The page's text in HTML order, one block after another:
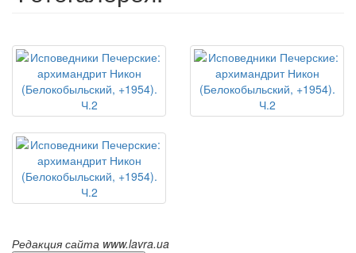
Редакция сайта www.lavra.ua